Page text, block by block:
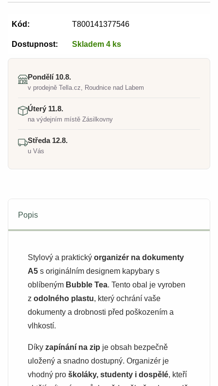
Kód: T800141377546
Dostupnost: Skladem 4 ks
Pondělí 10.8.
v prodejně Tella.cz, Roudnice nad Labem
Úterý 11.8.
na výdejním místě Zásilkovny
Středa 12.8.
u Vás
Popis
Stylový a praktický organizér na dokumenty
A5 s originálním designem kapybary s
oblíbeným Bubble Tea. Tento obal je vyroben
z odolného plastu, který ochrání vaše
dokumenty a drobnosti před poškozením a
vlhkostí.
Díky zapínání na zip je obsah bezpečně
uložený a snadno dostupný. Organizér je
vhodný pro školáky, studenty i dospělé, kteří